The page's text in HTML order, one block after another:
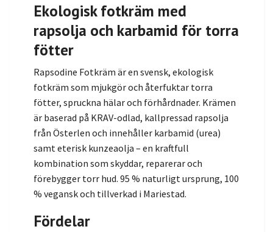
Ekologisk fotkräm med
rapsolja och karbamid för torra
fötter
Rapsodine Fotkräm är en svensk, ekologisk
fotkräm som mjukgör och återfuktar torra
fötter, spruckna hälar och förhårdnader. Krämen
är baserad på KRAV-odlad, kallpressad rapsolja
från Österlen och innehåller karbamid (urea)
samt eterisk kunzeaolja – en kraftfull
kombination som skyddar, reparerar och
förebygger torr hud. 95 % naturligt ursprung, 100
% vegansk och tillverkad i Mariestad.
Fördelar